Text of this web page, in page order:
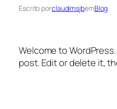
Escrito porclaudimsjbemBlog
Welcome to
post. Edit or delete it,